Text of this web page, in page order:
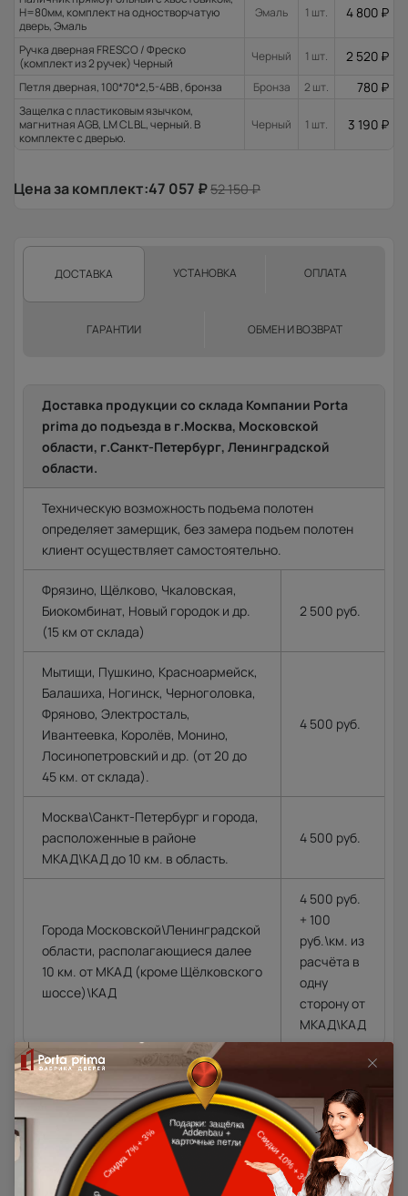
H=80мм, комплект на одностворчатую
дверь, Эмаль
Эмаль 1 шт. 4 800 ₽
Ручка дверная FRESCO / Фреско
(комплект из 2 ручек) Черный
Черный 1 шт. 2 520 ₽
Петля дверная, 100*70*2,5-4ВВ , бронза Бронза 2 шт. 780 ₽
Защелка с пластиковым язычком,
магнитная AGB, LM CL BL, черный. В
комплекте с дверью.
Черный 1 шт. 3 190 ₽
Цена за комплект:47 057 ₽52 150₽
ДОСТАВКА УСТАНОВКА ОПЛАТА
ГАРАНТИИ ОБМЕН И ВОЗВРАТ
Доставка продукции со склада Компании Porta
prima до подъезда в г.Москва, Московской
области, г.Санкт-Петербург, Ленинградской
области.
Техническую возможность подъема полотен
определяет замерщик, без замера подъем полотен
клиент осуществляет самостоятельно.
Фрязино, Щёлково, Чкаловская,
Биокомбинат, Новый городок и др.
(15 км от склада)
2 500 руб.
Мытищи, Пушкино, Красноармейск,
Балашиха, Ногинск, Черноголовка,
Фряново, Электросталь,
Ивантеевка, Королёв, Монино,
Лосинопетровский и др. (от 20 до
45 км. от склада).
4 500 руб.
Москва\Санкт-Петербург и города,
расположенные в районе
МКАД\КАД до 10 км. в область.
4 500 руб.
Города Московской\Ленинградской
области, располагающиеся далее
10 км. от МКАД (кроме Щёлковского
шоссе)\КАД
4 500 руб.
+ 100
руб.\км. из
расчёта в
одну
сторону от
МКАД\КАД
Доставка в регионы осуществляется по тарифам нашего
дилера в данном регионе или, при заказе через запрос с
сайта, отдельно рассчитывается менеджером интернет-
магазина.
Подробная информация о доставке